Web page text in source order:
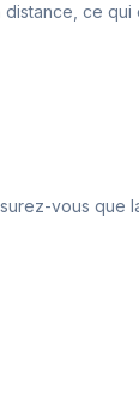
ce qui
vous que